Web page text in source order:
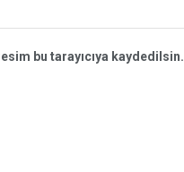
bu tarayıcıya kaydedilsin.